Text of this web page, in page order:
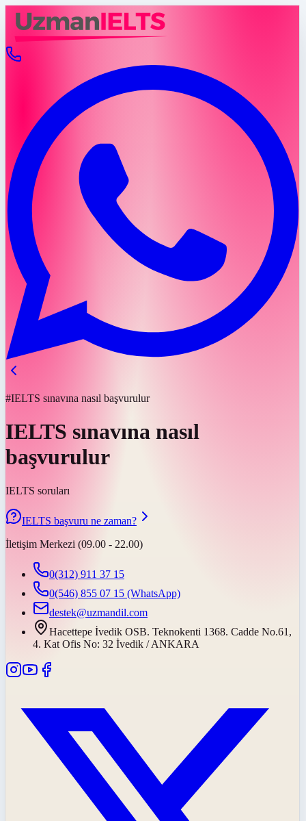
#IELTS sınavına nasıl başvurulur
IELTS sınavına nasıl
başvurulur
IELTS soruları
IELTS başvuru ne zaman?
İletişim Merkezi (09.00 - 22.00)
0(312) 911 37 15
0(546) 855 07 15 (WhatsApp)
destek@uzmandil.com
Hacettepe İvedik OSB. Teknokenti 1368. Cadde No.61,
4. Kat Ofis No: 32 İvedik / ANKARA